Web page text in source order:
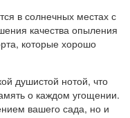
в солнечных местах с
качества опыления
которые хорошо
душистой нотой, что
о каждом угощении.
вашего сада, но и